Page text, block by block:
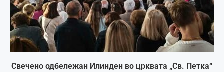
Свечено одбележан Илинден во црквата „Св. Петка“